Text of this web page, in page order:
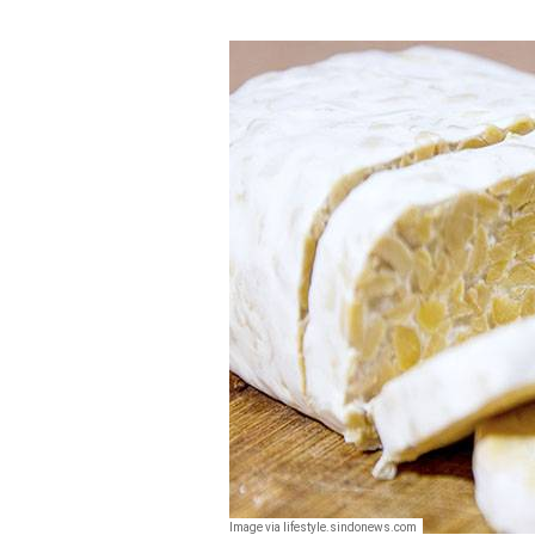
Image via lifestyle.sindonews.com